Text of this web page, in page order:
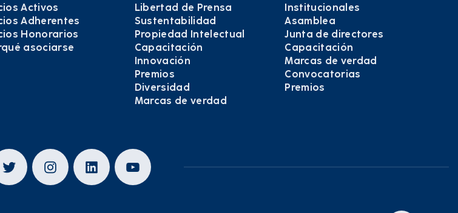
Activos
Adherentes
Honorarios
asociarse
Libertad de Prensa
Sustentabilidad
Propiedad Intelectual
Capacitación
Innovación
Premios
Diversidad
Marcas de verdad
Institucionales
Asamblea
Junta de directores
Capacitación
Marcas de verdad
Convocatorias
Premios
TwitterInstagram
LinkedInYouTube